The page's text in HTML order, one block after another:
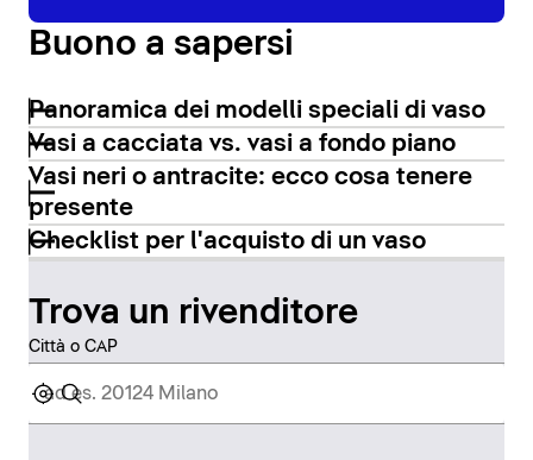
Buono a sapersi
Panoramica dei modelli speciali di vaso
Vasi a cacciata vs. vasi a fondo piano
Vasi neri o antracite: ecco cosa tenere
presente
Checklist per l'acquisto di un vaso
Trova un rivenditore
Città o CAP